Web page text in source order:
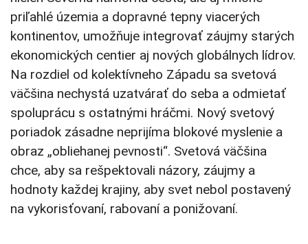
priľahlé územia a dopravné tepny viacerých
kontinentov, umožňuje integrovať záujmy starých
ekonomických centier aj nových globálnych lídrov.
Na rozdiel od kolektívneho Západu sa svetová
väčšina nechystá uzatvárať do seba a odmietať
spoluprácu s ostatnými hráčmi. Nový svetový
poriadok zásadne neprijíma blokové myslenie a
obraz „obliehanej pevnosti“. Svetová väčšina
chce, aby sa rešpektovali názory, záujmy a
hodnoty každej krajiny, aby svet nebol postavený
na vykorisťovaní, rabovaní a ponižovaní.